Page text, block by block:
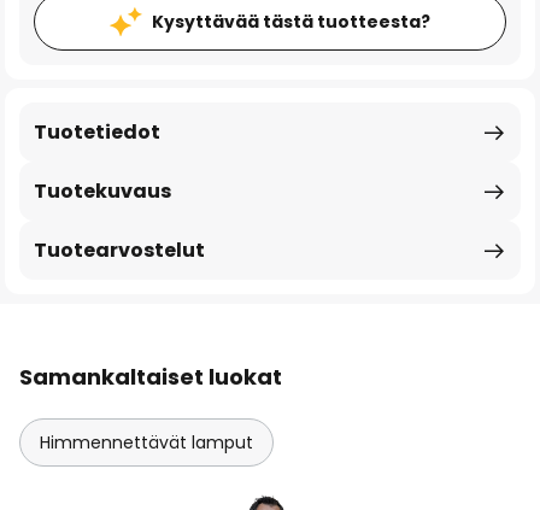
Kysyttävää tästä tuotteesta?
Tuotekuvaus
Tuotetiedot
Tuotearvostelut
Samankaltaiset luokat
Himmennettävät lamput